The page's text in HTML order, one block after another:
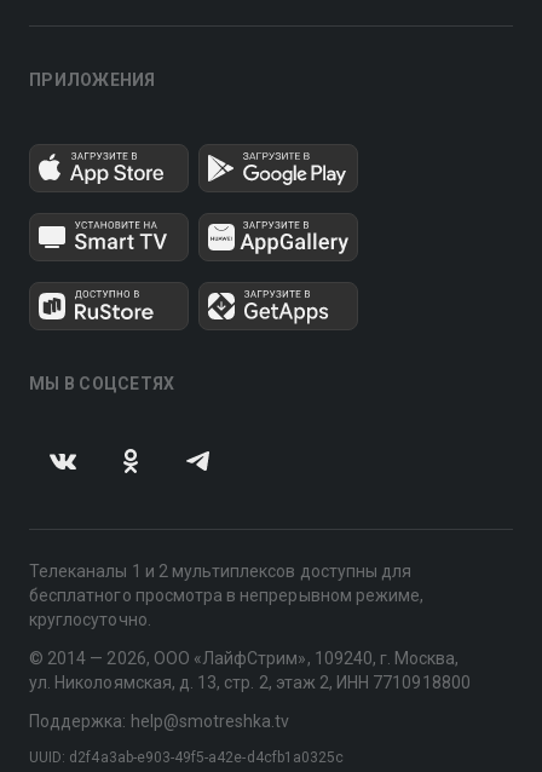
ПРИЛОЖЕНИЯ
МЫ В СОЦСЕТЯХ
Телеканалы 1 и 2 мультиплексов доступны для
бесплатного просмотра в непрерывном режиме,
круглосуточно.
© 2014 — 2026, ООО «ЛайфСтрим», 109240, г. Москва,
ул. Николоямская, д. 13, стр. 2, этаж 2, ИНН 7710918800
Поддержка: help@smotreshka.tv
UUID: d2f4a3ab-e903-49f5-a42e-d4cfb1a0325c